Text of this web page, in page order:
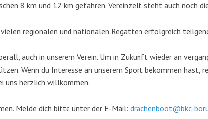
8 km und 12 km gefahren. Vereinzelt steht auch noch
regionalen und nationalen Regatten erfolgreich
auch in unserem Verein. Um in Zukunft wieder an
Wenn du Interesse an unserem Sport bekommen
uns herzlich willkommen.
Melde dich bitte unter der E-Mail: drachenboot@bkc-